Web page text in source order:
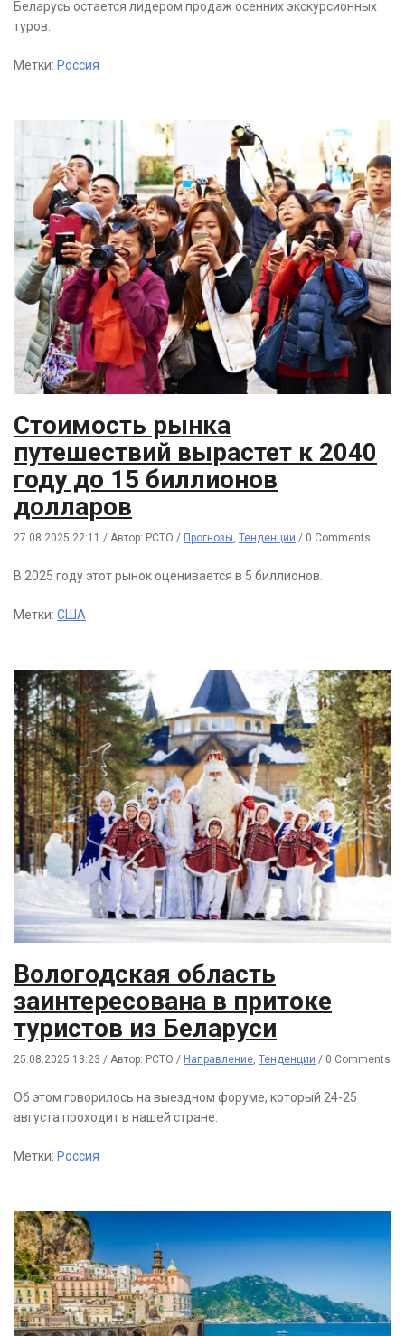
Беларусь остается лидером продаж осенних экскурсионных
туров.
Метки: Россия
Стоимость рынка
путешествий вырастет к 2040
году до 15 биллионов
долларов
27.08.2025 22:11 / Автор: РСТО / Прогнозы Тенденции / 0 Comments
В 2025 году этот рынок оценивается в 5 биллионов.
Метки: США
Вологодская область
заинтересована в притоке
туристов из Беларуси
25.08.2025 13:23 / Автор: РСТО / Направление, Тенденции / 0 Comments
Об этом говорилось на выездном форуме, который 24-25
августа проходит в нашей стране.
Метки: Россия